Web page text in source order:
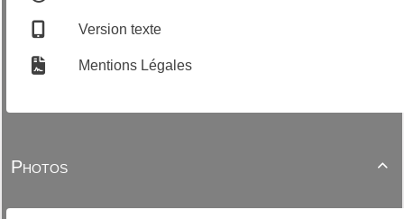
Version texte
Mentions Légales

Photos